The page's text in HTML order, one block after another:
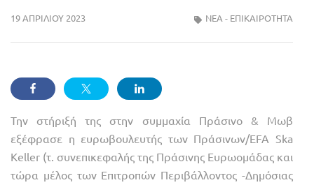
19 ΑΠΡΙΛΊΟΥ 2023 ΝΈΑ - ΕΠΙΚΑΙΡΌΤΗΤΑ
Την στήριξή της στην συμμαχία Πράσινο & Μωβ
εξέφρασε η ευρωβουλευτής των Πράσινων/EFA Ska
Keller (τ. συνεπικεφαλής της Πράσινης Ευρωομάδας και
τώρα μέλος των Επιτροπών Περιβάλλοντος -Δημόσιας